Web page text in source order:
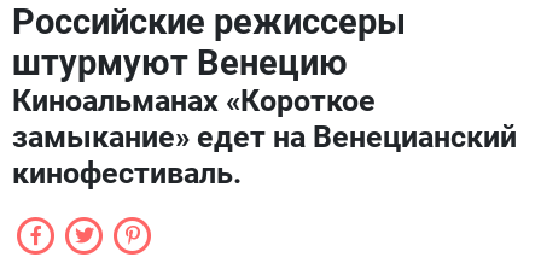
Российские режиссеры
штурмуют Венецию
Киноальманах «Короткое
замыкание» едет на Венецианский
кинофестиваль.